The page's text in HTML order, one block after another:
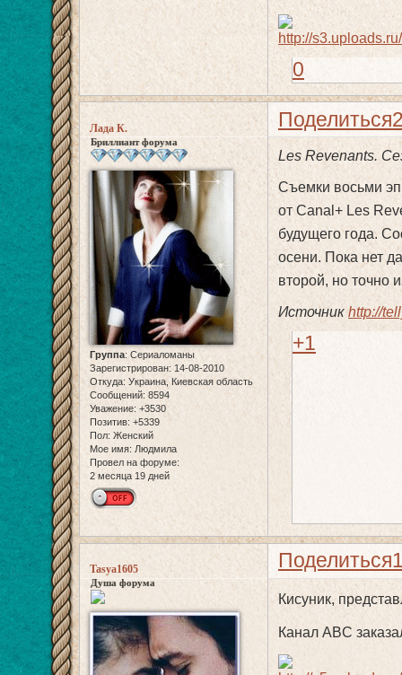
0
Поделиться
Лада К.
Бриллиант форума
Группа: Сериаломаны
Зарегистрирован: 14-08-2010
Откуда: Украина, Киевская область
Сообщений: 8594
Уважение: +3530
Позитив: +5339
Пол: Женский
Мое имя: Людмила
Провел на форуме:
2 месяца 19 дней
Les Revenants.
Съемки восьми
от Canal+ Les
будущего года.
осени. Пока нет
второй, но точно
Источникhttp://
+1
Поделиться
Tasya1605
Душа форума
Кисуник,
Канал ABC